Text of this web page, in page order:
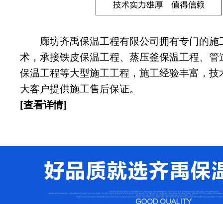
廊坊齐禹保温工程有限公司拥有专门的施
术，承接铁皮保温工程、蒸压釜保温工程、管
保温工程等大型施工工程，施工经验丰富，技
大客户提供施工售后保证。
[查看详情]